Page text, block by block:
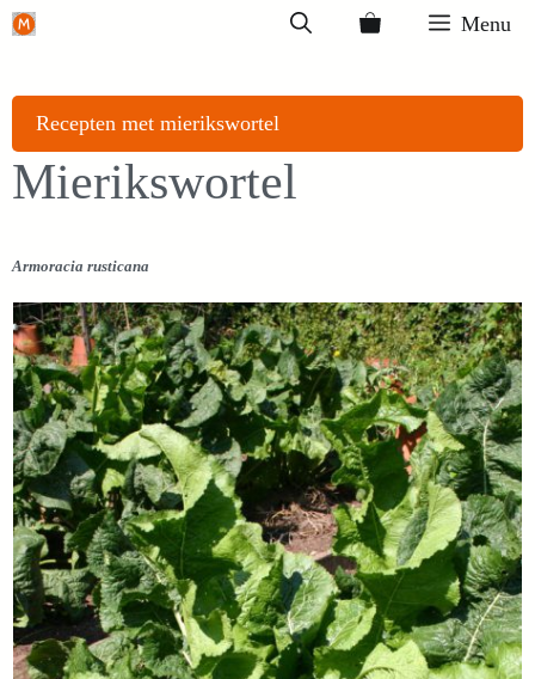
Ga
inhoud
Menu
Recepten met mierikswortel
Mierikswortel
Armoracia rusticana